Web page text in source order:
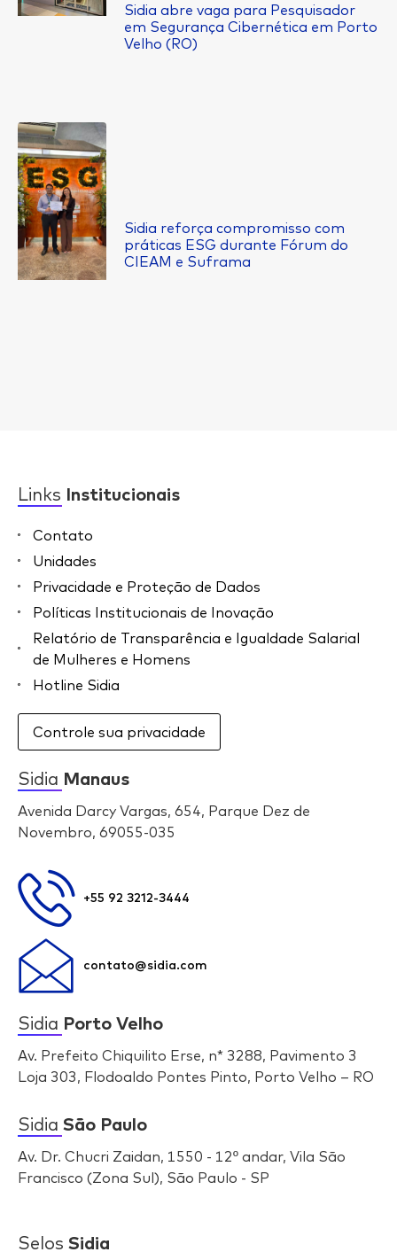
Sidia abre vaga para Pesquisador
em Segurança Cibernética em Porto
Velho (RO)
Sidia reforça compromisso com
práticas ESG durante Fórum do
CIEAM e Suframa
Links Institucionais
Contato
Unidades
Privacidade e Proteção de Dados
Políticas Institucionais de Inovação
Relatório de Transparência e Igualdade Salarial
de Mulheres e Homens
Hotline Sidia
Controle sua privacidade
Sidia Manaus
Avenida Darcy Vargas, 654, Parque Dez de
Novembro, 69055-035
+55 92 3212-3444
contato@sidia.com
Sidia Porto Velho
Av. Prefeito Chiquilito Erse, n* 3288, Pavimento 3
Loja 303, Flodoaldo Pontes Pinto, Porto Velho – RO
Sidia São Paulo
Av. Dr. Chucri Zaidan, 1550 - 12º andar, Vila São
Francisco (Zona Sul), São Paulo - SP
Selos Sidia